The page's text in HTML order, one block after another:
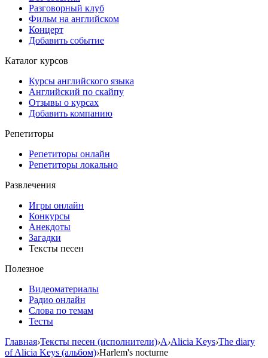
Разговорный клуб
Фильм на английском
Концерт
Добавить событие
Каталог курсов
Курсы английского языка
Английский по скайпу
Отзывы о курсах
Добавить компанию
Репетиторы
Репетиторы онлайн
Репетиторы локально
Развлечения
Игры онлайн
Конкурсы
Анекдоты
Загадки
Тексты песен
Полезное
Видеоматериалы
Радио онлайн
Слова по темам
Тесты
Главная›Тексты песен (исполнители)›A›Alicia Keys›The diary
of Alicia Keys (альбом)›Harlem's nocturne